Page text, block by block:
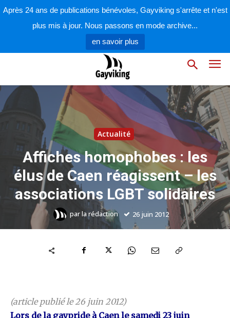
Après 24 ans de publications bénévoles, Gayviking s'arrête et n'est
plus mis à jour. Nous passons en mode archive...
en savoir plus
Actualité
Affiches homophobes : les
élus de Caen réagissent – les
associations LGBT solidaires
parla rédaction 26 juin 2012
(article publié le 26 juin 2012)
Lors de la gaypride à Caen le samedi 23 juin